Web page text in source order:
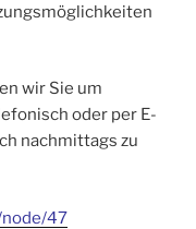
wir Sie um
oder per E-
nachmittags zu
47